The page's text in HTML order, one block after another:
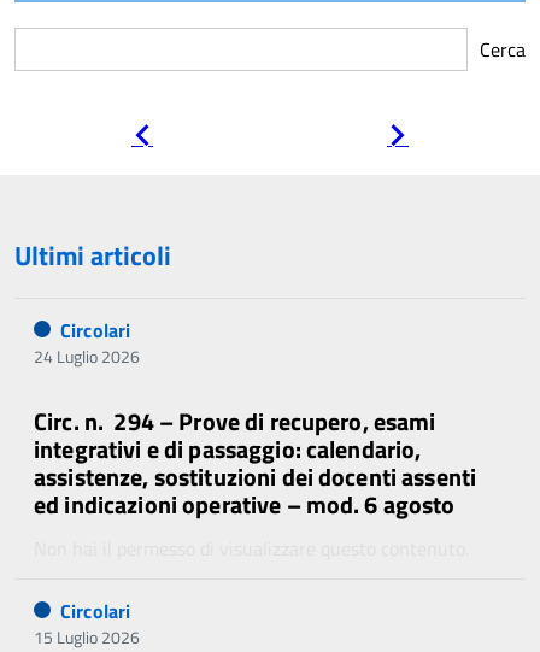
Cerca
Ultimi articoli
Circolari
24 Luglio 2026
Circ. n. 294 – Prove di recupero, esami
integrativi e di passaggio: calendario,
assistenze, sostituzioni dei docenti assenti
ed indicazioni operative – mod. 6 agosto
Circolari
15 Luglio 2026